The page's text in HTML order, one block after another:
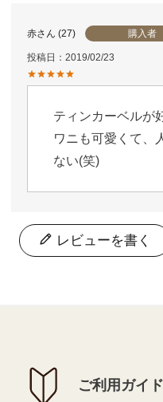
赤 27 購入者
投稿日 2019/02/23
ティンカーベルが
ワニも可愛くて、
ない(笑)
レビューを書く
ご利用ガイド